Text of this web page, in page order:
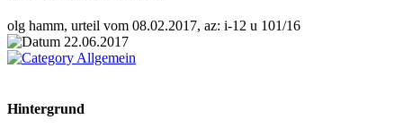
olg hamm, urteil vom 08.02.2017, az: i-12 u 101/16
22.06.2017
Allgemein
Hintergrund